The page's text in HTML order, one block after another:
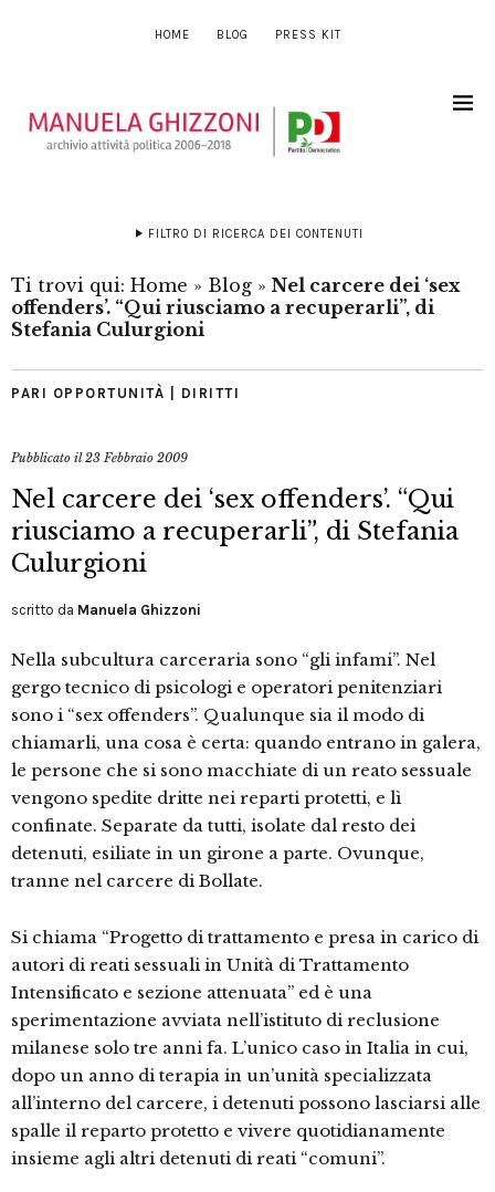
HOME BLOG PRESS KIT
FILTRO DI RICERCA DEI CONTENUTI
Ti trovi qui: Home » Blog » Nel carcere dei ‘sex
offenders’. “Qui riusciamo a recuperarli”, di
Stefania Culurgioni
PARI OPPORTUNITÀ | DIRITTI
Pubblicato il23 Febbraio 2009
Nel carcere dei ‘sex offenders’. “Qui
riusciamo a recuperarli”, di Stefania
Culurgioni
scritto da Manuela Ghizzoni
Nella subcultura carceraria sono “gli infami”. Nel
gergo tecnico di psicologi e operatori penitenziari
sono i “sex offenders”. Qualunque sia il modo di
chiamarli, una cosa è certa: quando entrano in galera,
le persone che si sono macchiate di un reato sessuale
vengono spedite dritte nei reparti protetti, e lì
confinate. Separate da tutti, isolate dal resto dei
detenuti, esiliate in un girone a parte. Ovunque,
tranne nel carcere di Bollate.
Si chiama “Progetto di trattamento e presa in carico di
autori di reati sessuali in Unità di Trattamento
Intensificato e sezione attenuata” ed è una
sperimentazione avviata nell’istituto di reclusione
milanese solo tre anni fa. L’unico caso in Italia in cui,
dopo un anno di terapia in un’unità specializzata
all’interno del carcere, i detenuti possono lasciarsi alle
spalle il reparto protetto e vivere quotidianamente
insieme agli altri detenuti di reati “comuni”.